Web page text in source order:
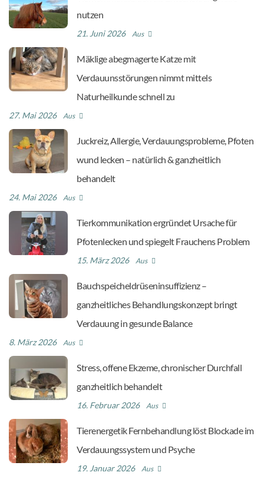
nutzen
21. Juni 2026 Aus
Mäklige abegmagerte Katze mit
Verdauunsstörungen nimmt mittels
Naturheilkunde schnell zu
27. Mai 2026 Aus
Juckreiz, Allergie, Verdauungsprobleme, Pfoten
wund lecken – natürlich & ganzheitlich
behandelt
24. Mai 2026 Aus
Tierkommunikation ergründet Ursache für
Pfotenlecken und spiegelt Frauchens Problem
15. März 2026 Aus
Bauchspeicheldrüseninsuffizienz –
ganzheitliches Behandlungskonzept bringt
Verdauung in gesunde Balance
8. März 2026 Aus
Stress, offene Ekzeme, chronischer Durchfall
ganzheitlich behandelt
16. Februar 2026 Aus
Tierenergetik Fernbehandlung löst Blockade im
Verdauungssystem und Psyche
19. Januar 2026 Aus